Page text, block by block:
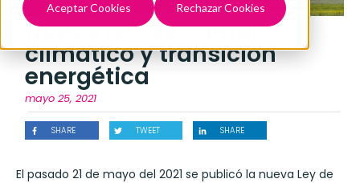
Aceptar Cookies Rechazar Cookies
Nueva Ley de cambio
climático y transición
energética
mayo 25, 2021
SHARE TWEET SHARE
El pasado 21 de mayo del 2021 se publicó la nueva Ley de